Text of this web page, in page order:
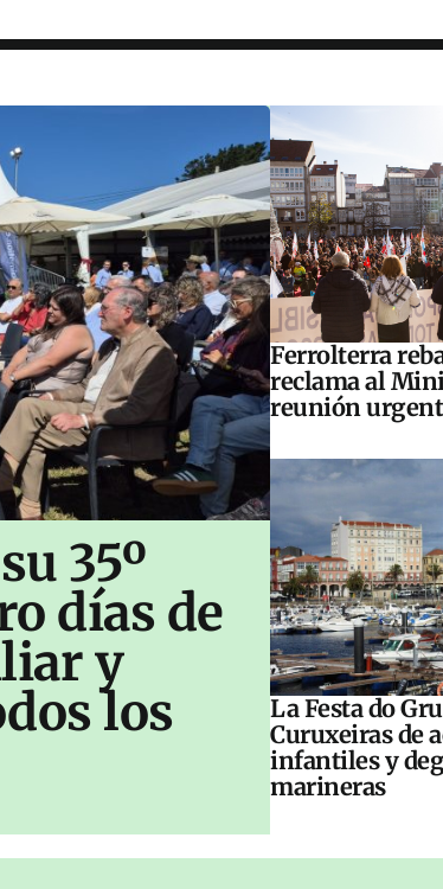
35º
días de
y
los
Ferrolterra
reclama al
reunión
La Festa do
Curuxeiras de
infantiles y
marineras